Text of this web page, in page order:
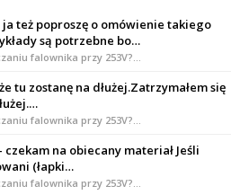
ja też poproszę o omówienie takiego
są potrzebne bo…
falownika przy 253V?…
tu zostanę na dłużej.Zatrzymałem się
falownika przy 253V?…
czekam na obiecany materiał Jeśli
(łapki…
falownika przy 253V?…